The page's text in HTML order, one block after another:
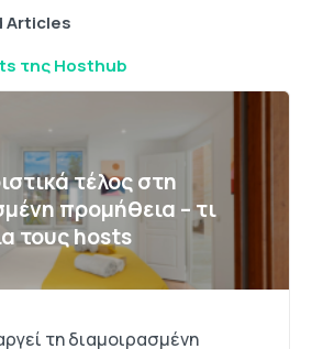
Articles
της Hosthub
τέλος στη
προμήθεια – τι
τους hosts
τη διαμοιρασμένη